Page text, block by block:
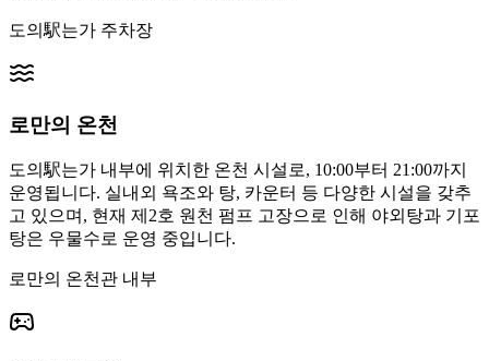
도의駅는가 주차장
로만의 온천
도의駅는가 내부에 위치한 온천 시설로, 10:00부터 21:00까지
운영됩니다. 실내외 욕조와 탕, 카운터 등 다양한 시설을 갖추
고 있으며, 현재 제2호 원천 펌프 고장으로 인해 야외탕과 기포
탕은 우물수로 운영 중입니다.
로만의 온천관 내부